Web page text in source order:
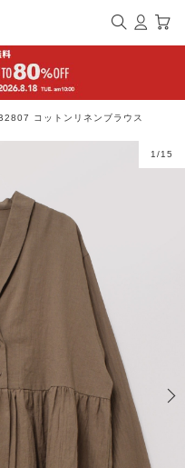
コットンリネンブラウス
1 /15